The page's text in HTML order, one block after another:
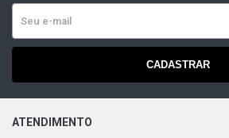
CADASTRAR
ATENDIMENTO